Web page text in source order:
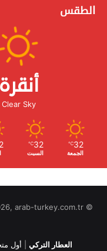
الطقس
أنقرة
Clear Sky
32
℃
الجمعة
32
℃
السبت
العطار التركي
أول